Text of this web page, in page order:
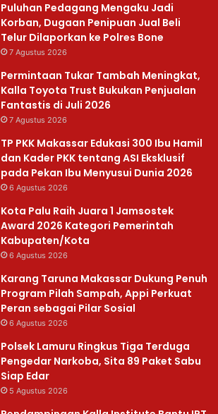
Puluhan Pedagang Mengaku Jadi
Korban, Dugaan Penipuan Jual Beli
Telur Dilaporkan ke Polres Bone
7 Agustus 2026
Permintaan Tukar Tambah Meningkat,
Kalla Toyota Trust Bukukan Penjualan
Fantastis di Juli 2026
7 Agustus 2026
TP PKK Makassar Edukasi 300 Ibu Hamil
dan Kader PKK tentang ASI Eksklusif
pada Pekan Ibu Menyusui Dunia 2026
6 Agustus 2026
Kota Palu Raih Juara 1 Jamsostek
Award 2026 Kategori Pemerintah
Kabupaten/Kota
6 Agustus 2026
Karang Taruna Makassar Dukung Penuh
Program Pilah Sampah, Appi Perkuat
Peran sebagai Pilar Sosial
6 Agustus 2026
Polsek Lamuru Ringkus Tiga Terduga
Pengedar Narkoba, Sita 89 Paket Sabu
Siap Edar
5 Agustus 2026